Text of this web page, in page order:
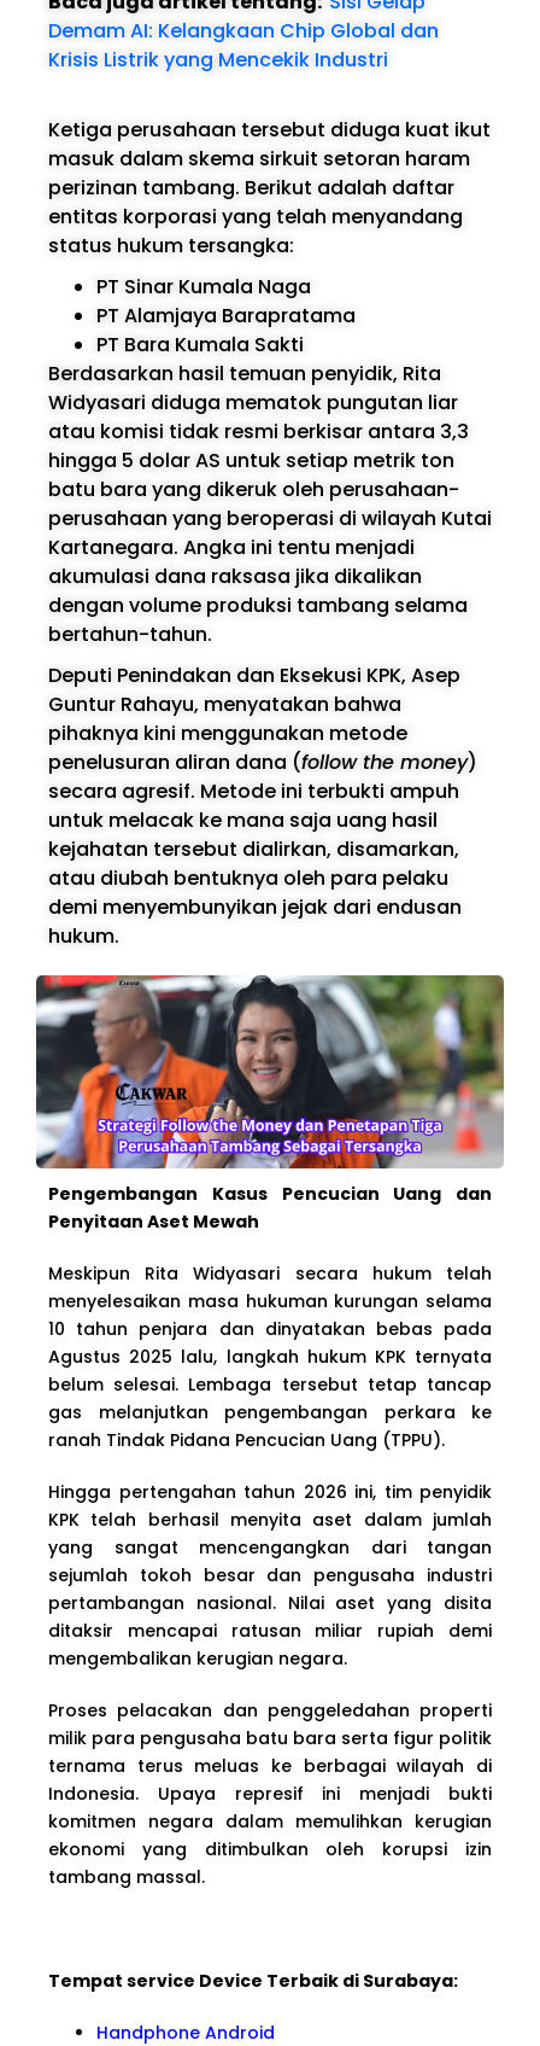
Demam AI: Kelangkaan Chip Global dan
Krisis Listrik yang Mencekik Industri
Ketiga perusahaan tersebut diduga kuat ikut
masuk dalam skema sirkuit setoran haram
perizinan tambang. Berikut adalah daftar
entitas korporasi yang telah menyandang
status hukum tersangka:
PT Sinar Kumala Naga
PT Alamjaya Barapratama
PT Bara Kumala Sakti
Berdasarkan hasil temuan penyidik, Rita
Widyasari diduga mematok pungutan liar
atau komisi tidak resmi berkisar antara 3,3
hingga 5 dolar AS untuk setiap metrik ton
batu bara yang dikeruk oleh perusahaan-
perusahaan yang beroperasi di wilayah Kutai
Kartanegara. Angka ini tentu menjadi
akumulasi dana raksasa jika dikalikan
dengan volume produksi tambang selama
bertahun-tahun.
Deputi Penindakan dan Eksekusi KPK, Asep
Guntur Rahayu, menyatakan bahwa
pihaknya kini menggunakan metode
penelusuran aliran dana (follow the money)
secara agresif. Metode ini terbukti ampuh
untuk melacak ke mana saja uang hasil
kejahatan tersebut dialirkan, disamarkan,
atau diubah bentuknya oleh para pelaku
demi menyembunyikan jejak dari endusan
hukum.
Pengembangan Kasus Pencucian Uang dan
Penyitaan Aset Mewah
Meskipun Rita Widyasari secara hukum telah
menyelesaikan masa hukuman kurungan selama
10 tahun penjara dan dinyatakan bebas pada
Agustus 2025 lalu, langkah hukum KPK ternyata
belum selesai. Lembaga tersebut tetap tancap
gas melanjutkan pengembangan perkara ke
ranah Tindak Pidana Pencucian Uang (TPPU).
Hingga pertengahan tahun 2026 ini, tim penyidik
KPK telah berhasil menyita aset dalam jumlah
yang sangat mencengangkan dari tangan
sejumlah tokoh besar dan pengusaha industri
pertambangan nasional. Nilai aset yang disita
ditaksir mencapai ratusan miliar rupiah demi
mengembalikan kerugian negara.
Proses pelacakan dan penggeledahan properti
milik para pengusaha batu bara serta figur politik
ternama terus meluas ke berbagai wilayah di
Indonesia. Upaya represif ini menjadi bukti
komitmen negara dalam memulihkan kerugian
ekonomi yang ditimbulkan oleh korupsi izin
tambang massal.
Tempat service Device Terbaik di Surabaya:
Handphone Android